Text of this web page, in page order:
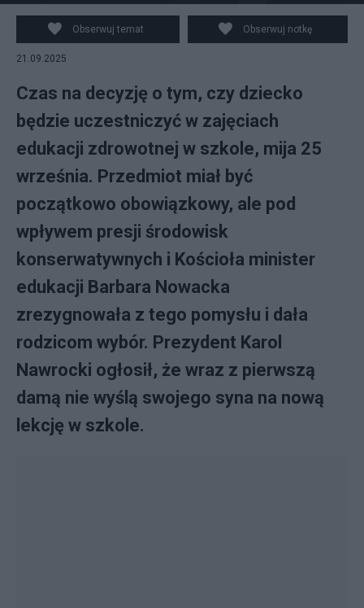
Obserwuj temat Obserwuj notkę
21.09.2025
Czas na decyzję o tym, czy dziecko
będzie uczestniczyć w zajęciach
edukacji zdrowotnej w szkole, mija 25
września. Przedmiot miał być
początkowo obowiązkowy, ale pod
wpływem presji środowisk
konserwatywnych i Kościoła minister
edukacji Barbara Nowacka
zrezygnowała z tego pomysłu i dała
rodzicom wybór. Prezydent Karol
Nawrocki ogłosił, że wraz z pierwszą
damą nie wyślą swojego syna na nową
lekcję w szkole.